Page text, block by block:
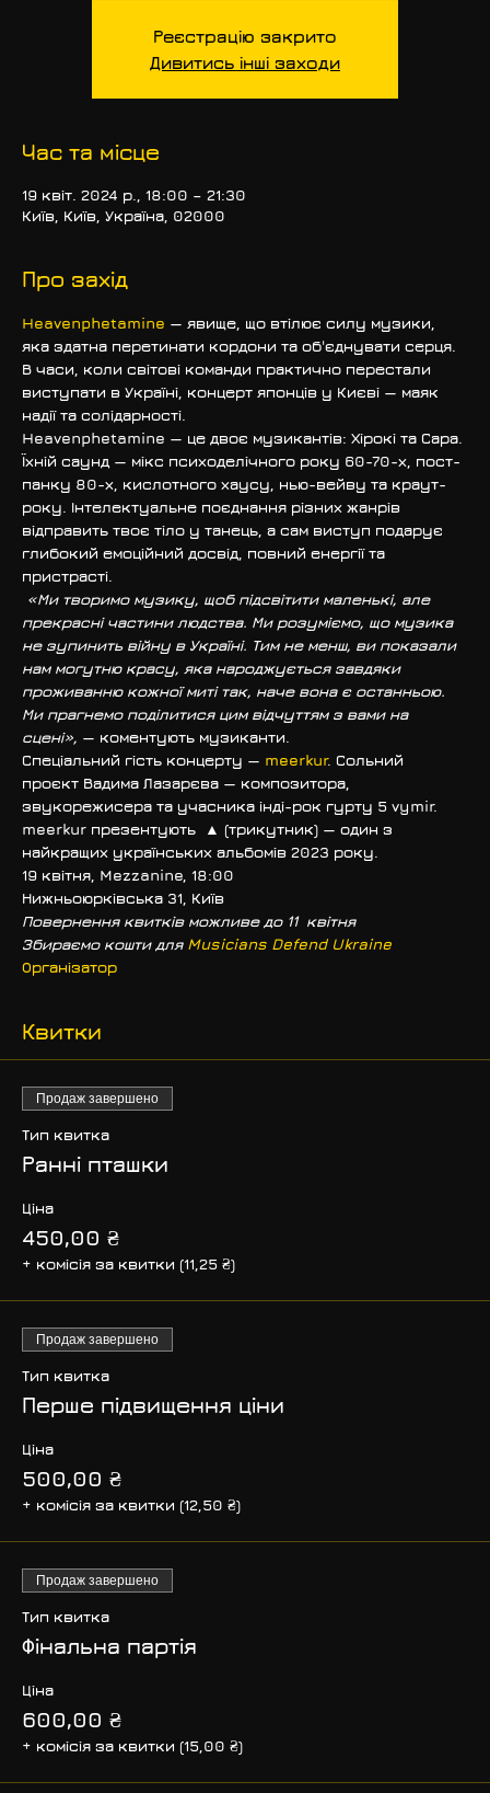
Реєстрацію закрито
Дивитись інші заходи
Час та місце
19 квіт. 2024 р., 18:00 – 21:30
Київ, Київ, Україна, 02000
Про захід
Heavenphetamine — явище, що втілює силу музики,
яка здатна перетинати кордони та об'єднувати серця.
В часи, коли світові команди практично перестали
виступати в Україні, концерт японців у Києві — маяк
надії та солідарності.
Heavenphetamine — це двоє музикантів: Хірокі та Сара.
Їхній саунд — мікс психоделічного року 60-70-х, пост-
панку 80-х, кислотного хаусу, нью-вейву та краут-
року. Інтелектуальне поєднання різних жанрів
відправить твоє тіло у танець, а сам виступ подарує
глибокий емоційний досвід, повний енергії та
пристрасті.
«Ми творимо музику, щоб підсвітити маленькі, але
прекрасні частини людства. Ми розуміємо, що музика
не зупинить війну в Україні. Тим не менш, ви показали
нам могутню красу, яка народжується завдяки
проживанню кожної миті так, наче вона є останньою.
Ми прагнемо поділитися цим відчуттям з вами на
сцені», — коментують музиканти.
Спеціальний гість концерту — meerkur. Сольний
проєкт Вадима Лазарєва — композитора,
звукорежисера та учасника інді-рок гурту 5 vymir.
meerkur презентують
▲ (трикутник) — один з
найкращих українських альбомів 2023 року.
19 квітня, Mezzanine, 18:00
Нижньоюрківська 31, Київ
Повернення квитків можливе до 11  квітня
Збираємо кошти для Musicians Defend Ukraine
Організатор
Квитки
Продаж завершено
Тип квитка
Ранні пташки
Ціна
450,00 ₴
+ комісія за квитки (11,25 ₴)
Продаж завершено
Тип квитка
Перше підвищення ціни
Ціна
500,00 ₴
+ комісія за квитки (12,50 ₴)
Продаж завершено
Тип квитка
Фінальна партія
Ціна
600,00 ₴
+ комісія за квитки (15,00 ₴)